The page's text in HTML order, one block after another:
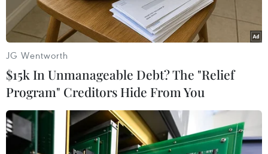
JG Wentworth
$15k In Unmanageable Debt? The "Relief
Program" Creditors Hide From You